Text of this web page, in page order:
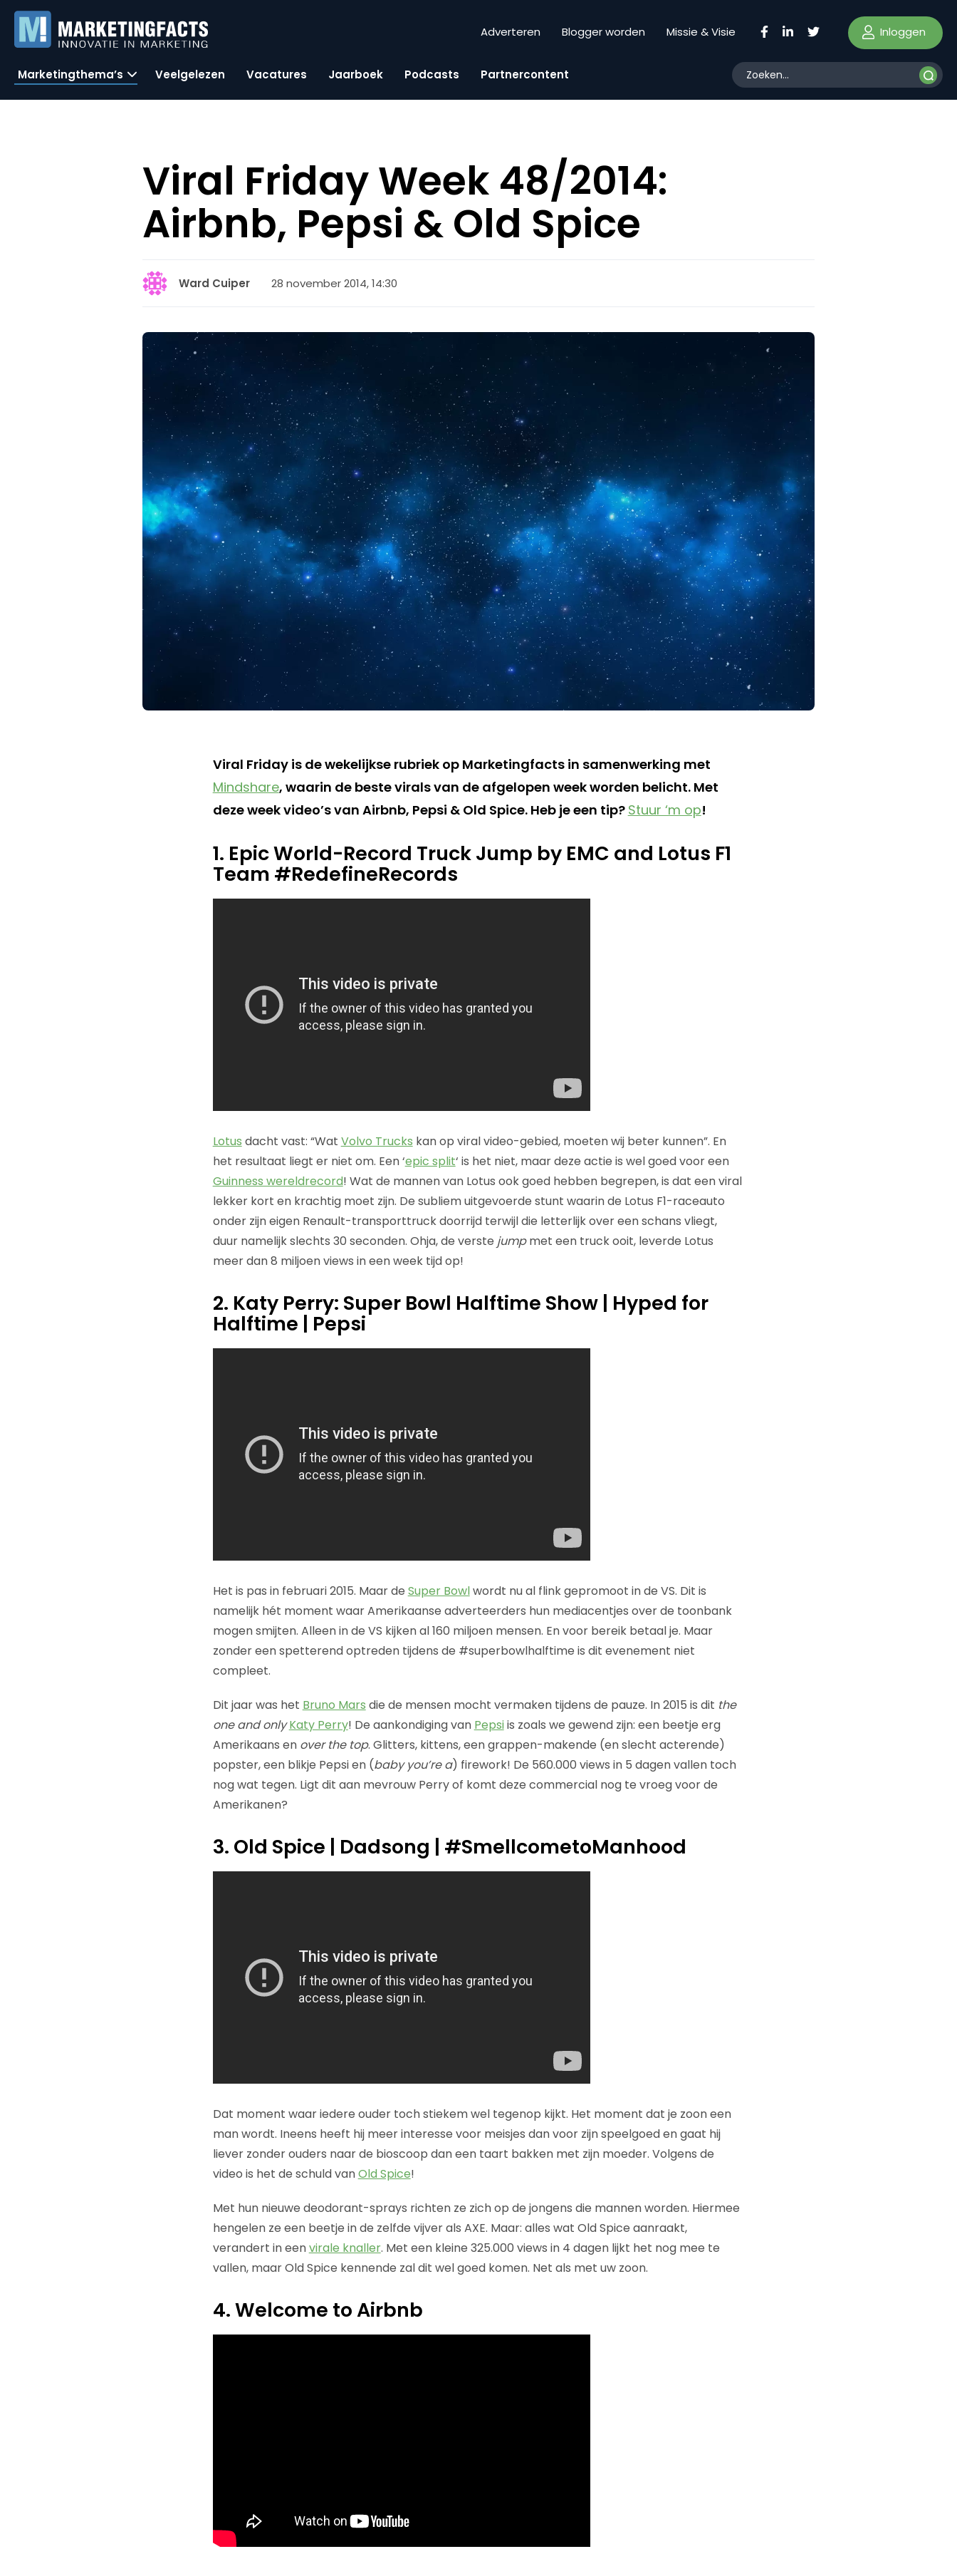
Adverteren Blogger worden Missie & Visie Inloggen
Marketingthema’s Veelgelezen Vacatures Jaarboek Podcasts Partnercontent
Viral Friday Week 48/2014:
Airbnb, Pepsi & Old Spice
Ward Cuiper 28 november 2014, 14:30
Viral Friday is de wekelijkse rubriek op Marketingfacts in samenwerking met
Mindshare, waarin de beste virals van de afgelopen week worden belicht. Met
deze week video’s van Airbnb, Pepsi & Old Spice. Heb je een tip? Stuur ‘m op!
1. Epic World-Record Truck Jump by EMC and Lotus F1
Team #RedefineRecords
Lotus dacht vast: “Wat Volvo Trucks kan op viral video-gebied, moeten wij beter kunnen”. En
het resultaat liegt er niet om. Een ‘epic split‘ is het niet, maar deze actie is wel goed voor een
Guinness wereldrecord! Wat de mannen van Lotus ook goed hebben begrepen, is dat een viral
lekker kort en krachtig moet zijn. De subliem uitgevoerde stunt waarin de Lotus F1-raceauto
onder zijn eigen Renault-transporttruck doorrijd terwijl die letterlijk over een schans vliegt,
duur namelijk slechts 30 seconden. Ohja, de verste jumpmet een truck ooit, leverde Lotus
meer dan 8 miljoen views in een week tijd op!
2. Katy Perry: Super Bowl Halftime Show | Hyped for
Halftime | Pepsi
Het is pas in februari 2015. Maar de Super Bowlwordt nu al flink gepromoot in de VS. Dit is
namelijk hét moment waar Amerikaanse adverteerders hun mediacentjes over de toonbank
mogen smijten. Alleen in de VS kijken al 160 miljoen mensen. En voor bereik betaal je. Maar
zonder een spetterend optreden tijdens de #superbowlhalftime is dit evenement niet
compleet.
Dit jaar was het Bruno Mars die de mensen mocht vermaken tijdens de pauze. In 2015 is dit the
one and only Katy Perry! De aankondiging van Pepsiis zoals we gewend zijn: een beetje erg
Amerikaans en over the top. Glitters, kittens, een grappen-makende (en slecht acterende)
popster, een blikje Pepsi en (baby you’re a) firework! De 560.000 views in 5 dagen vallen toch
nog wat tegen. Ligt dit aan mevrouw Perry of komt deze commercial nog te vroeg voor de
Amerikanen?
3. Old Spice | Dadsong | #SmellcometoManhood
Dat moment waar iedere ouder toch stiekem wel tegenop kijkt. Het moment dat je zoon een
man wordt. Ineens heeft hij meer interesse voor meisjes dan voor zijn speelgoed en gaat hij
liever zonder ouders naar de bioscoop dan een taart bakken met zijn moeder. Volgens de
video is het de schuld vanOld Spice!
Met hun nieuwe deodorant-sprays richten ze zich op de jongens die mannen worden. Hiermee
hengelen ze een beetje in de zelfde vijver als AXE. Maar: alles wat Old Spice aanraakt,
verandert in eenvirale knaller. Met een kleine 325.000 views in 4 dagen lijkt het nog mee te
vallen, maar Old Spice kennende zal dit wel goed komen. Net als met uw zoon.
4. Welcome to Airbnb